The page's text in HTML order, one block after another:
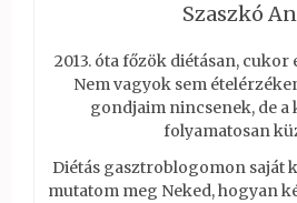
Szaszkó
2013. óta főzök diétásan,
Nem vagyok sem
gondjaim nincsenek, de a
folyamatosan
Diétás gasztroblogomon saját
mutatom meg Neked, hogyan